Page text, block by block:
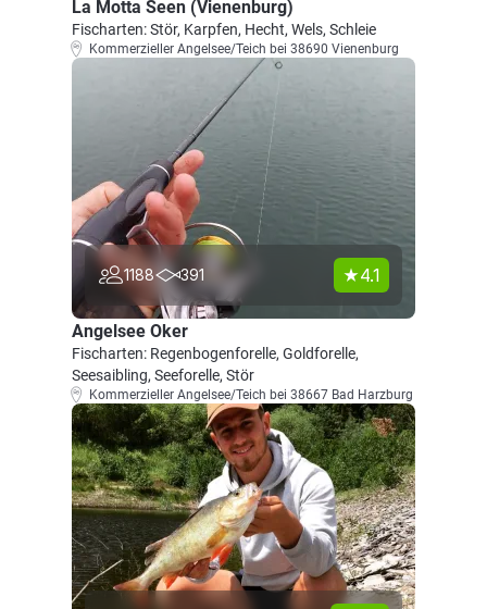
La Motta Seen (Vienenburg)
Fischarten: Stör, Karpfen, Hecht, Wels, Schleie
Kommerzieller Angelsee/Teich bei 38690 Vienenburg
1188 391 4.1
Angelsee Oker
Fischarten: Regenbogenforelle, Goldforelle,
Seesaibling, Seeforelle, Stör
Kommerzieller Angelsee/Teich bei 38667 Bad Harzburg